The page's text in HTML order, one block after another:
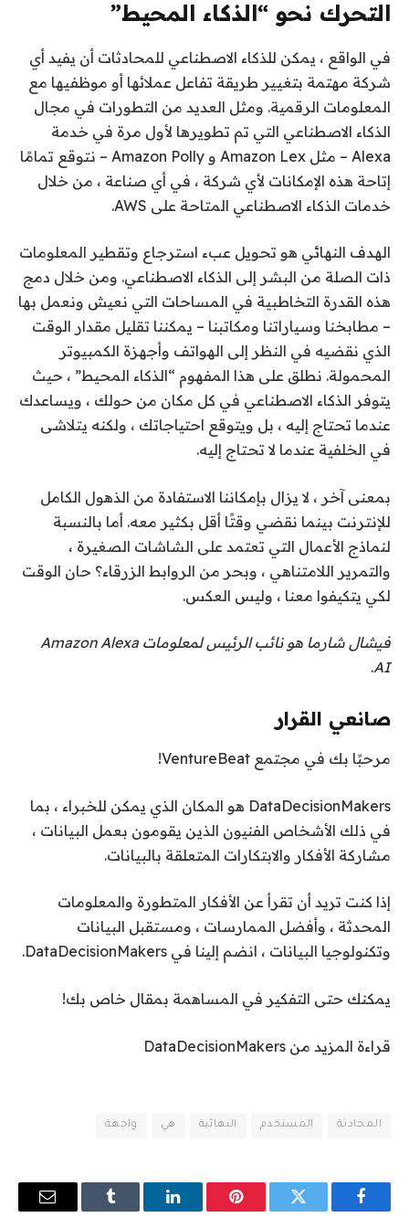
التحرك نحو “الذكاء المحيط”
في الواقع ، يمكن للذكاء الاصطناعي للمحادثات أن يفيد أي
شركة مهتمة بتغيير طريقة تفاعل عملائها أو موظفيها مع
المعلومات الرقمية. ومثل العديد من التطورات في مجال
الذكاء الاصطناعي التي تم تطويرها لأول مرة في خدمة
Alexa – مثل Amazon Lex و Amazon Polly – نتوقع تمامًا
إتاحة هذه الإمكانات لأي شركة ، في أي صناعة ، من خلال
خدمات الذكاء الاصطناعي المتاحة على AWS.
الهدف النهائي هو تحويل عبء استرجاع وتقطير المعلومات
ذات الصلة من البشر إلى الذكاء الاصطناعي. ومن خلال دمج
هذه القدرة التخاطبية في المساحات التي نعيش ونعمل بها
– مطابخنا وسياراتنا ومكاتبنا – يمكننا تقليل مقدار الوقت
الذي نقضيه في النظر إلى الهواتف وأجهزة الكمبيوتر
المحمولة. نطلق على هذا المفهوم “الذكاء المحيط” ، حيث
يتوفر الذكاء الاصطناعي في كل مكان من حولك ، ويساعدك
عندما تحتاج إليه ، بل ويتوقع احتياجاتك ، ولكنه يتلاشى
في الخلفية عندما لا تحتاج إليه.
بمعنى آخر ، لا يزال بإمكاننا الاستفادة من الذهول الكامل
للإنترنت بينما نقضي وقتًا أقل بكثير معه. أما بالنسبة
لنماذج الأعمال التي تعتمد على الشاشات الصغيرة ،
والتمرير اللامتناهي ، وبحر من الروابط الزرقاء؟ حان الوقت
لكي يتكيفوا معنا ، وليس العكس.
فيشال شارما هو نائب الرئيس لمعلومات Amazon Alexa
AI
.
صانعي القرار
مرحبًا بك في مجتمع VentureBeat!
DataDecisionMakers هو المكان الذي يمكن للخبراء ، بما
في ذلك الأشخاص الفنيون الذين يقومون بعمل البيانات ،
مشاركة الأفكار والابتكارات المتعلقة بالبيانات.
إذا كنت تريد أن تقرأ عن الأفكار المتطورة والمعلومات
المحدثة ، وأفضل الممارسات ، ومستقبل البيانات
وتكنولوجيا البيانات ، انضم إلينا في DataDecisionMakers.
يمكنك حتى التفكير في المساهمة بمقال خاص بك!
قراءة المزيد من DataDecisionMakers
المحادثة المستخدم النهائية هي واجهة
فيسبوك تويتر بينتيريستلينكدإن Tumblr
البريد